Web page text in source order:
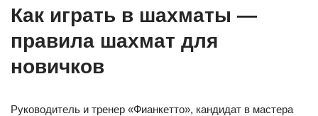
Как играть в шахматы —
правила шахмат для
новичков
Руководитель и тренер «Фианкетто», кандидат в мастера